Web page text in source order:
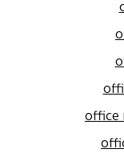
office